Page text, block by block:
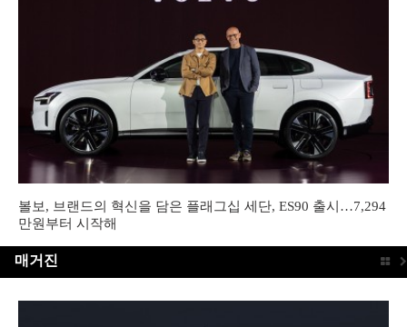
볼보, 브랜드의 혁신을 담은 플래그십 세단, ES90 출시…7,294
만원부터 시작해
매거진